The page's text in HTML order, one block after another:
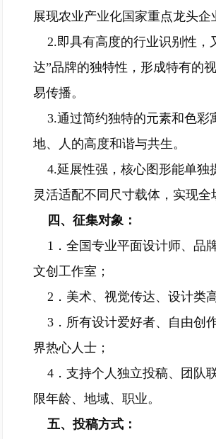
展现农业产业化国家重点龙头企
2.即具有高度的行业识别性，
达”品牌的独特性，形成特有的
易传播。
3.通过简约独特的元素和色彩
地、人的高度和谐与共生。
4.延展性强，核心图形能单独
灵活适配不同尺寸载体，实现全
四、征集对象：
1．全国专业平面设计师、品牌
文创工作室；
2．美术、视觉传达、设计类
3．所有设计爱好者、自由创
界热心人士；
4．支持个人独立投稿、团队
限年龄、地域、职业。
五、投稿方式：